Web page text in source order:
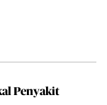
Penyakit